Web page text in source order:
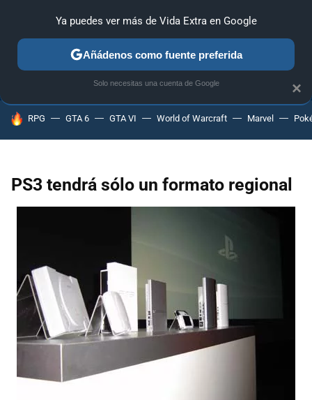
ANÁLISIS GUÍAS Y TRUCOS PC SONY NINTENDO
HOY SE HABLA DE
RPG GTA 6 GTA VI World of Warcraft Marvel
PS3 tendrá sólo un formato regional
×
Ya puedes ver más de Vida Extra en Google
Añádenos como fuente preferida
Solo necesitas una cuenta de Google